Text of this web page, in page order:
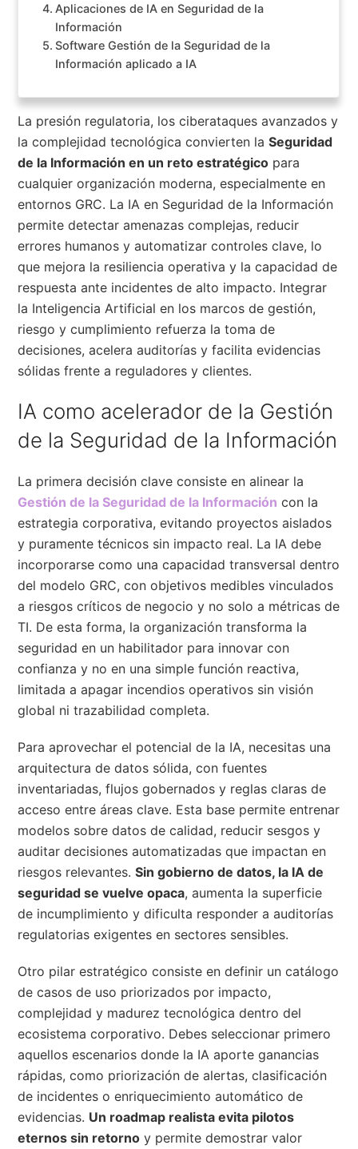
Aplicaciones de IA en Seguridad de la
Información
Software Gestión de la Seguridad de la
Información aplicado a IA
La presión regulatoria, los ciberataques avanzados y
la complejidad tecnológica convierten laSeguridad
de la Información en un reto estratégico para
cualquier organización moderna, especialmente en
entornos GRC. La IA en Seguridad de la Información
permite detectar amenazas complejas, reducir
errores humanos y automatizar controles clave, lo
que mejora la resiliencia operativa y la capacidad de
respuesta ante incidentes de alto impacto. Integrar
la Inteligencia Artificial en los marcos de gestión,
riesgo y cumplimiento refuerza la toma de
decisiones, acelera auditorías y facilita evidencias
sólidas frente a reguladores y clientes.
IA como acelerador de la Gestión
de la Seguridad de la Información
La primera decisión clave consiste en alinear la
Gestión de la Seguridad de la Información con la
estrategia corporativa, evitando proyectos aislados
y puramente técnicos sin impacto real. La IA debe
incorporarse como una capacidad transversal dentro
del modelo GRC, con objetivos medibles vinculados
a riesgos críticos de negocio y no solo a métricas de
TI. De esta forma, la organización transforma la
seguridad en un habilitador para innovar con
confianza y no en una simple función reactiva,
limitada a apagar incendios operativos sin visión
global ni trazabilidad completa.
Para aprovechar el potencial de la IA, necesitas una
arquitectura de datos sólida, con fuentes
inventariadas, flujos gobernados y reglas claras de
acceso entre áreas clave. Esta base permite entrenar
modelos sobre datos de calidad, reducir sesgos y
auditar decisiones automatizadas que impactan en
riesgos relevantes.Sin gobierno de datos, la IA de
seguridad se vuelve opaca, aumenta la superficie
de incumplimiento y dificulta responder a auditorías
regulatorias exigentes en sectores sensibles.
Otro pilar estratégico consiste en definir un catálogo
de casos de uso priorizados por impacto,
complejidad y madurez tecnológica dentro del
ecosistema corporativo. Debes seleccionar primero
aquellos escenarios donde la IA aporte ganancias
rápidas, como priorización de alertas, clasificación
de incidentes o enriquecimiento automático de
evidencias. Un roadmap realista evita pilotos
eternos sin retorno y permite demostrar valor